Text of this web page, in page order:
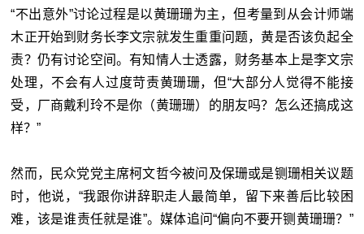
“不出意外”讨论过程是以黄珊珊为主，但考量到从会计师端
木正开始到财务长李文宗就发生重重问题，黄是否该负起全
责？仍有讨论空间。有知情人士透露，财务基本上是李文宗
处理，不会有人过度苛责黄珊珊，但“大部分人觉得不能接
受，厂商戴利玲不是你（黄珊珊）的朋友吗？怎么还搞成这
样？”
然而，民众党党主席柯文哲今被问及保珊或是铡珊相关议题
时，他说，“我跟你讲辞职走人最简单，留下来善后比较困
难，该是谁责任就是谁”。媒体追问“偏向不要开铡黄珊珊？”